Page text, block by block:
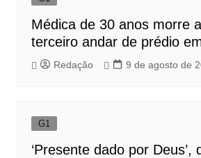
Médica de 30 anos morre
terceiro andar de prédio
Redação 9 de agosto de
G1
‘Presente dado por Deus’,